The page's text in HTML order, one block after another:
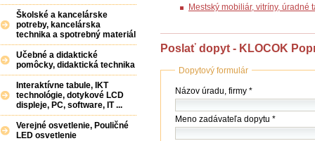
Mestský mobiliár, vitríny, úradné
Poslať dopyt - KLOCOK
Dopytový formulár
Názov
(firmy
/
úradu)
Názov úradu, firmy *
Meno zadávateľa dopytu *
Školské a kancelárske
potreby, kancelárska
technika a spotrebný materiál
Učebné a didaktické
pomôcky, didaktická technika
Interaktívne tabule, IKT
technológie, dotykové LCD
displeje, PC, software, IT ...
Verejné osvetlenie, Pouličné
LED osvetlenie